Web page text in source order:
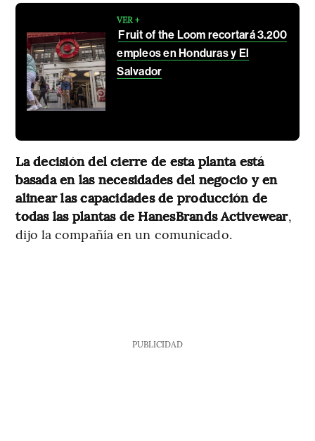
VER +
Fruit of the Loom recortará 3.200
empleos en Honduras y El
Salvador
La decisión del cierre de esta planta está
basada en las necesidades del negocio y en
alinear las capacidades de producción de
todas las plantas de HanesBrands Activewear,
dijo la compañía en un comunicado.
PUBLICIDAD